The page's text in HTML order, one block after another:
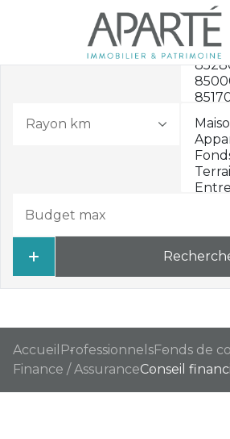
Rayon km
Accueil ProfessionnelsFonds de
Finance / AssuranceConseil